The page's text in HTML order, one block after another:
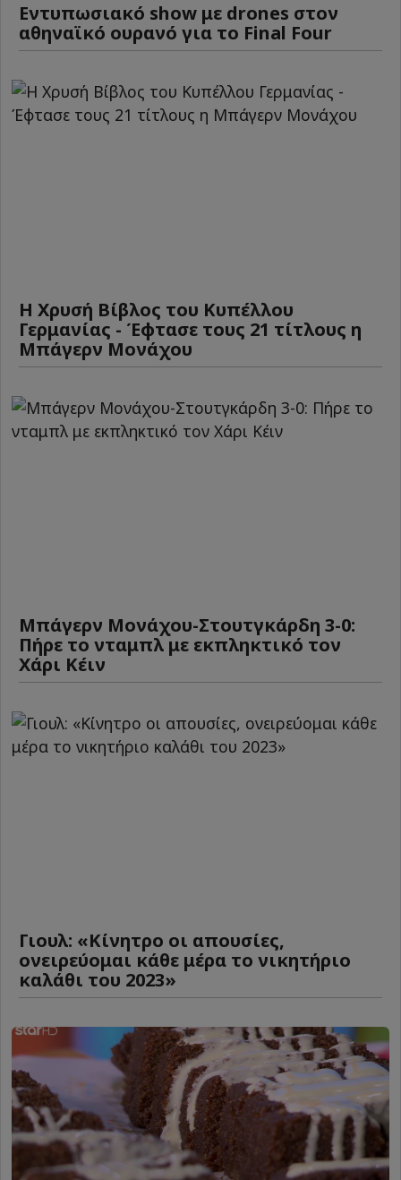
Εντυπωσιακό show με drones στον
αθηναϊκό ουρανό για το Final Four
Η Χρυσή Βίβλος του Κυπέλλου
Γερμανίας - Έφτασε τους 21 τίτλους η
Μπάγερν Μονάχου
Μπάγερν Μονάχου-Στουτγκάρδη 3-0:
Πήρε το νταμπλ με εκπληκτικό τον
Χάρι Κέιν
Γιουλ: «Κίνητρο οι απουσίες,
ονειρεύομαι κάθε μέρα το νικητήριο
καλάθι του 2023»